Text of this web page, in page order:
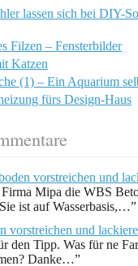
lassen sich bei DIY-
Filzen – Fensterbilder
Katzen
(1) – Ein Aquarium
fürs Design-Haus
vorstreichen und
Mipa die WBS
ist auf Wasserbasis,…”
vorstreichen und
den Tipp. Was für ne
Danke…”